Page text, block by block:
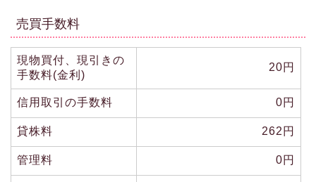
売買手数料
現物買付、現引きの
手数料(金利)
20円
信用取引の手数料 0円
貸株料 262円
管理料 0円